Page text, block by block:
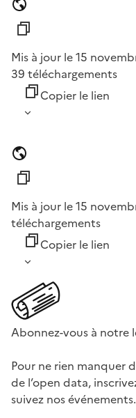
Mis à jour le 15
39 téléchargements
Copier le lien
Mis à jour le 15
téléchargements
Copier le lien
Abonnez-vous à
Pour ne rien manquer
de l’open data,
suivez nos événements.